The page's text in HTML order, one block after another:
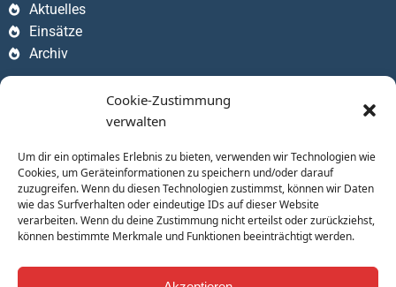
Cookie-Zustimmung
verwalten
Um dir ein optimales Erlebnis zu bieten, verwenden wir Technologien wie
Cookies, um Geräteinformationen zu speichern und/oder darauf
zuzugreifen. Wenn du diesen Technologien zustimmst, können wir Daten
wie das Surfverhalten oder eindeutige IDs auf dieser Website
verarbeiten. Wenn du deine Zustimmung nicht erteilst oder zurückziehst,
können bestimmte Merkmale und Funktionen beeinträchtigt werden.
Aktuelles
Einsätze
Archiv